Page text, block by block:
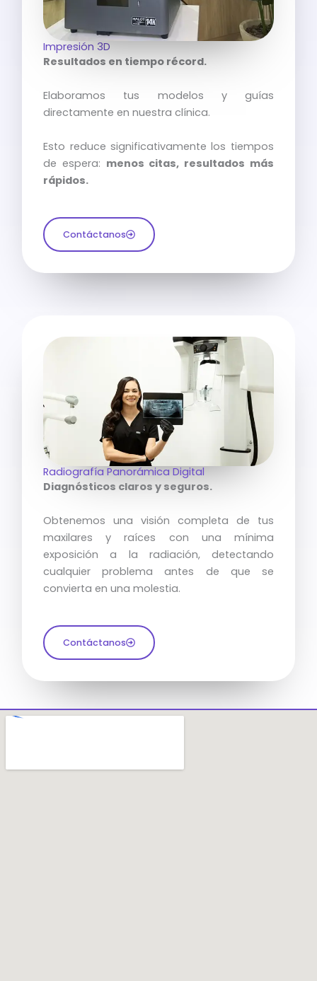
Impresión 3D
Resultados en tiempo récord.
Elaboramos tus modelos y guías
directamente en nuestra clínica.
Esto reduce significativamente los tiempos
de espera: menos citas, resultados más
rápidos.
Contáctanos
Radiografía Panorámica Digital
Diagnósticos claros y seguros.
Obtenemos una visión completa de tus
maxilares y raíces con una mínima
exposición a la radiación, detectando
cualquier problema antes de que se
convierta en una molestia.
Contáctanos